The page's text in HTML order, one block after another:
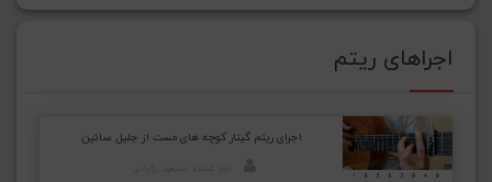
اجراهای ریتم
اجرای ریتم گیتار کوچه های مست از جلیل سائین